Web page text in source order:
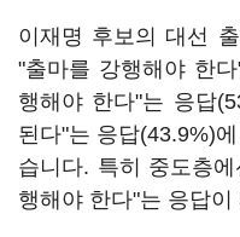
이재명 후보의 대선
"출마를 강행해야 한
행해야 한다"는 응답
된다"는 응답(43.9%)
습니다. 특히 중도층
행해야 한다"는 응답